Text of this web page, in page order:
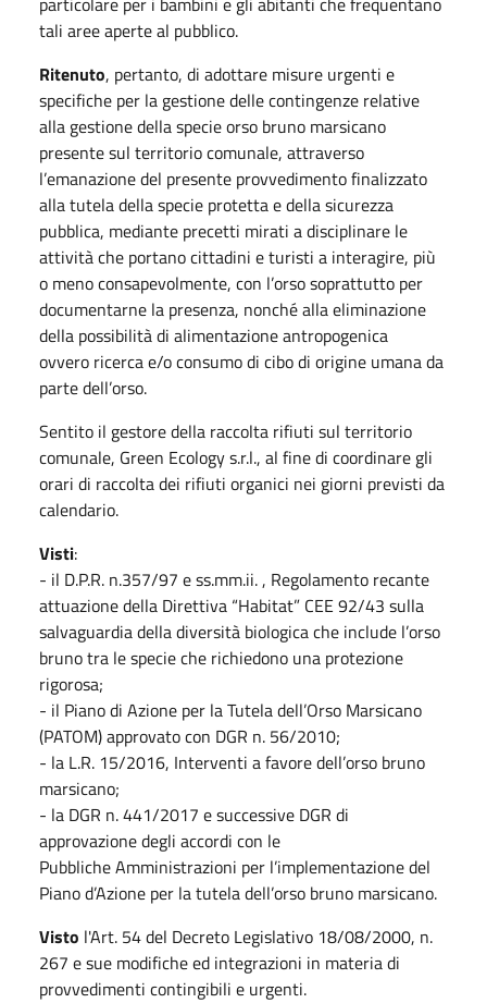
tali aree aperte al pubblico.
Ritenuto, pertanto, di adottare misure urgenti e
specifiche per la gestione delle contingenze relative
alla gestione della specie orso bruno marsicano
presente sul territorio comunale, attraverso
l’emanazione del presente provvedimento finalizzato
alla tutela della specie protetta e della sicurezza
pubblica, mediante precetti mirati a disciplinare le
attività che portano cittadini e turisti a interagire, più
o meno consapevolmente, con l’orso soprattutto per
documentarne la presenza, nonché alla eliminazione
della possibilità di alimentazione antropogenica
ovvero ricerca e/o consumo di cibo di origine umana da
parte dell’orso.
Sentito il gestore della raccolta rifiuti sul territorio
comunale, Green Ecology s.r.l., al fine di coordinare gli
orari di raccolta dei rifiuti organici nei giorni previsti da
calendario.
Visti:
- il D.P.R. n.357/97 e ss.mm.ii. , Regolamento recante
attuazione della Direttiva “Habitat” CEE 92/43 sulla
salvaguardia della diversità biologica che include l’orso
bruno tra le specie che richiedono una protezione
rigorosa;
- il Piano di Azione per la Tutela dell’Orso Marsicano
(PATOM) approvato con DGR n. 56/2010;
- la L.R. 15/2016, Interventi a favore dell’orso bruno
marsicano;
- la DGR n. 441/2017 e successive DGR di
approvazione degli accordi con le
Pubbliche Amministrazioni per l’implementazione del
Piano d’Azione per la tutela dell’orso bruno marsicano.
Visto l'Art. 54 del Decreto Legislativo 18/08/2000, n.
267 e sue modifiche ed integrazioni in materia di
provvedimenti contingibili e urgenti.